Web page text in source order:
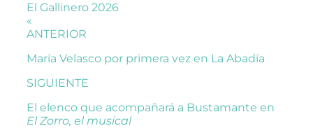
El Gallinero 2026
«
ANTERIOR
María Velasco por primera vez en La Abadía
SIGUIENTE
El elenco que acompañará a Bustamante en
El Zorro, el musical